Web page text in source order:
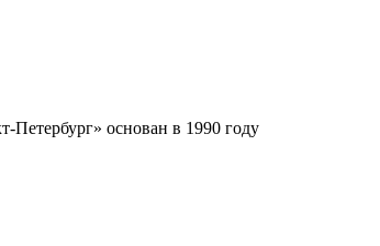
основан в 1990 году